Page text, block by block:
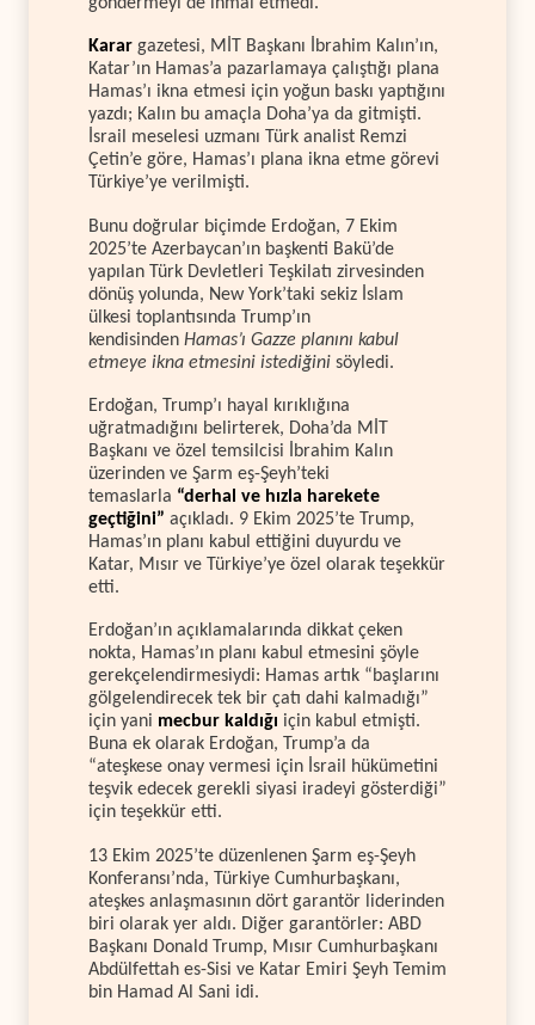
Karar gazetesi, MİT Başkanı İbrahim Kalın’ın,
Katar’ın Hamas’a pazarlamaya çalıştığı plana
Hamas’ı ikna etmesi için yoğun baskı yaptığını
yazdı; Kalın bu amaçla Doha’ya da gitmişti.
İsrail meselesi uzmanı Türk analist Remzi
Çetin’e göre, Hamas’ı plana ikna etme görevi
Türkiye’ye verilmişti.
Bunu doğrular biçimde Erdoğan, 7 Ekim
2025’te Azerbaycan’ın başkenti Bakü’de
yapılan Türk Devletleri Teşkilatı zirvesinden
dönüş yolunda, New York’taki sekiz İslam
ülkesi toplantısında Trump’ın
kendisinden Hamas’ı Gazze planını kabul
etmeye ikna etmesini istediğini söyledi.
Erdoğan, Trump’ı hayal kırıklığına
uğratmadığını belirterek, Doha’da MİT
Başkanı ve özel temsilcisi İbrahim Kalın
üzerinden ve Şarm eş-Şeyh’teki
temaslarla “derhal ve hızla harekete
geçtiğini” açıkladı. 9 Ekim 2025’te Trump,
Hamas’ın planı kabul ettiğini duyurdu ve
Katar, Mısır ve Türkiye’ye özel olarak teşekkür
etti.
Erdoğan’ın açıklamalarında dikkat çeken
nokta, Hamas’ın planı kabul etmesini şöyle
gerekçelendirmesiydi: Hamas artık “başlarını
gölgelendirecek tek bir çatı dahi kalmadığı”
için yani mecbur kaldığı için kabul etmişti.
Buna ek olarak Erdoğan, Trump’a da
“ateşkese onay vermesi için İsrail hükümetini
teşvik edecek gerekli siyasi iradeyi gösterdiği”
için teşekkür etti.
13 Ekim 2025’te düzenlenen Şarm eş-Şeyh
Konferansı’nda, Türkiye Cumhurbaşkanı,
ateşkes anlaşmasının dört garantör liderinden
biri olarak yer aldı. Diğer garantörler: ABD
Başkanı Donald Trump, Mısır Cumhurbaşkanı
Abdülfettah es-Sisi ve Katar Emiri Şeyh Temim
bin Hamad Al Sani idi.